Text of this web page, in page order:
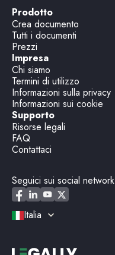
Prodotto
Crea documento
Tutti i documenti
Prezzi
Impresa
Chi siamo
Termini di utilizzo
Informazioni sulla privacy
Informazioni sui cookie
Supporto
Risorse legali
FAQ
Contattaci
Seguici sui social network
Italia